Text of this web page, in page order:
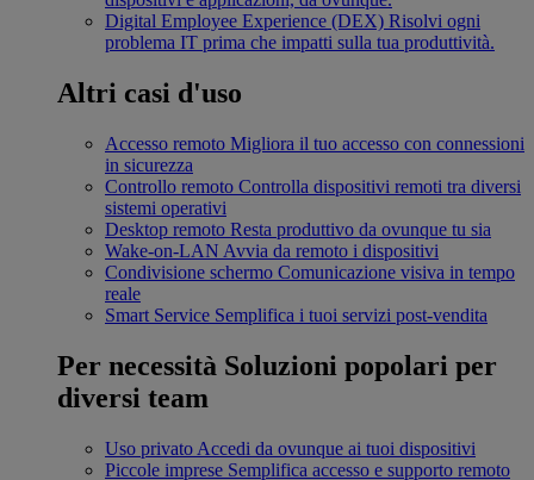
Digital Employee Experience (DEX) Risolvi ogni
problema IT prima che impatti sulla tua produttività.
Altri casi d'uso
Accesso remoto Migliora il tuo accesso con connessioni
in sicurezza
Controllo remoto Controlla dispositivi remoti tra diversi
sistemi operativi
Desktop remoto Resta produttivo da ovunque tu sia
Wake-on-LAN Avvia da remoto i dispositivi
Condivisione schermo Comunicazione visiva in tempo
reale
Smart Service Semplifica i tuoi servizi post-vendita
Per necessità Soluzioni popolari per
diversi team
Uso privato Accedi da ovunque ai tuoi dispositivi
Piccole imprese Semplifica accesso e supporto remoto